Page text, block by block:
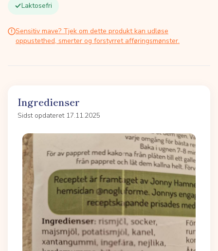
Laktosefri
Sensitiv mave? Tjek om dette produkt kan udløse
oppustethed, smerter og forstyrret afføringsmønster.
Ingredienser
Sidst opdateret 17.11.2025